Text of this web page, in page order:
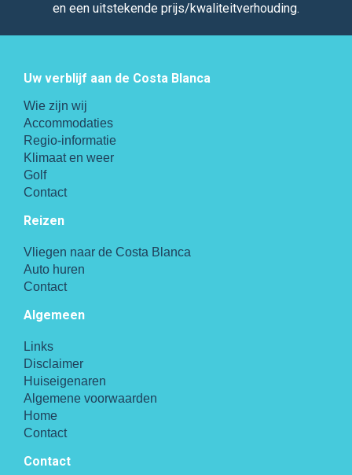
en een uitstekende prijs/kwaliteitverhouding.
Uw verblijf aan de Costa Blanca
Wie zijn wij
Accommodaties
Regio-informatie
Klimaat en weer
Golf
Contact
Reizen
Vliegen naar de Costa Blanca
Auto huren
Contact
Algemeen
Links
Disclaimer
Huiseigenaren
Algemene voorwaarden
Home
Contact
Contact